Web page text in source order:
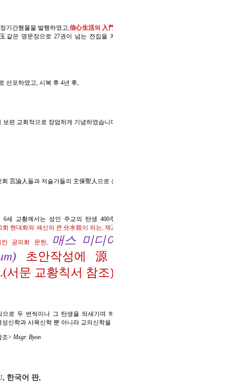
기간행물을 발행하였고,信心生活의 入門
같은 명문장으로 27권이 넘는 전집을 저술하였는데, 이 名著들은 지금까지도
선포하였고, 시복 후 4년 후,
편 교회적으로 장엄하게 기념하였습니다.
言論人들과 저술가들의 主保聖人으로 선포하였습니다.
세 교황께서는 성인 주교의 탄생 400주년을,
현대화와 쇄신의 큰 分水嶺이 되는, 제2차바티칸 공의회 가르침에 끼친 영향은
공의회 문헌,
매스 미디아에 관한 교령(Inter
초안작성에 源泉的인 용어의
서문 교황칙서 참조)
로 두 번씩이나 그 탄생을 되새기며 하느님께 감사하는 경우도 처음 이지만,
학과 사목신학 뿐 아니라 교의신학을 연구하는 神學人들에게, 또, 초자연적인
조> Msgr. Byon
한국어 판,